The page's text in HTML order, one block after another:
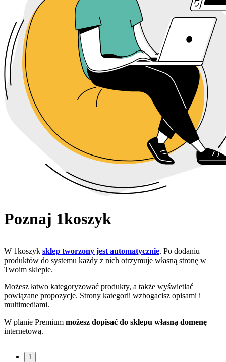
Poznaj 1koszyk
W 1koszyk sklep tworzony jest automatycznie. Po dodaniu
produktów do systemu każdy z nich otrzymuje własną stronę w
Twoim sklepie.
Możesz łatwo kategoryzować produkty, a także wyświetlać
powiązane propozycje. Strony kategorii wzbogacisz opisami i
multimediami.
W planie Premium możesz dopisać do sklepu własną domenę
internetową.
1